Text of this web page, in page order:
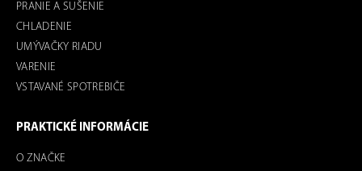
PRANIE A SUŠENIE
CHLADENIE
UMÝVAČKY RIADU
VARENIE
VSTAVANÉ SPOTREBIČE
PRAKTICKÉ INFORMÁCIE
O ZNAČKE